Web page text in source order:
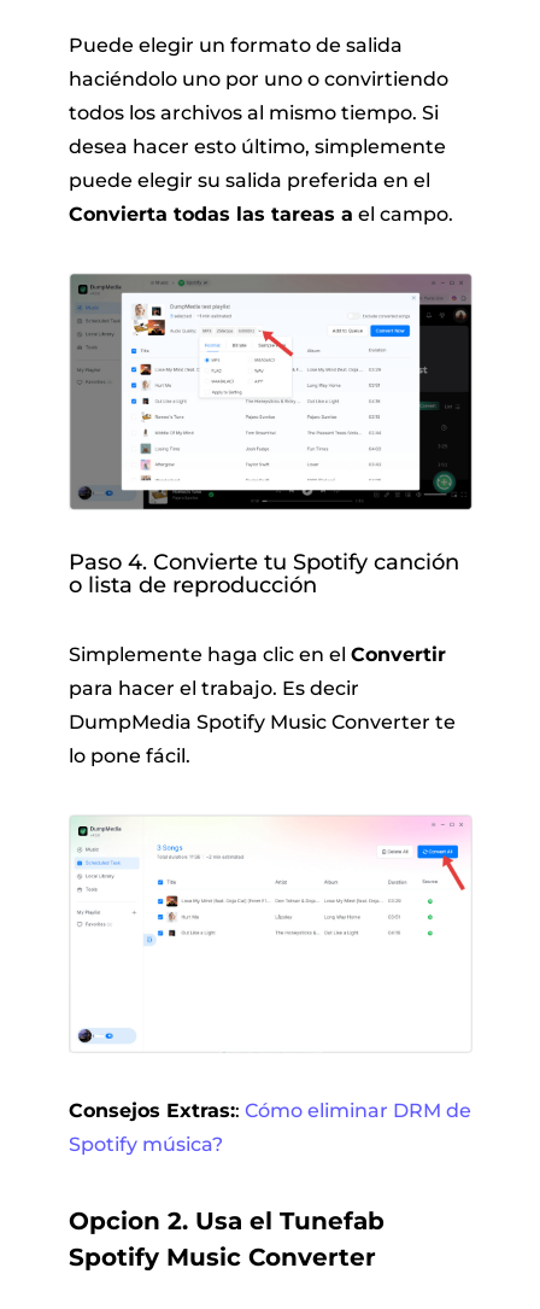
Puede elegir un formato de salida
haciéndolo uno por uno o convirtiendo
todos los archivos al mismo tiempo. Si
desea hacer esto último, simplemente
puede elegir su salida preferida en el
Convierta todas las tareas a el campo.
Paso 4. Convierte tu Spotify canción
o lista de reproducción
Simplemente haga clic en el Convertir
para hacer el trabajo. Es decir
DumpMedia Spotify Music Converter te
lo pone fácil.
Consejos Extras:: Cómo eliminar DRM de
Spotify música?
Opcion 2. Usa el Tunefab
Spotify Music Converter